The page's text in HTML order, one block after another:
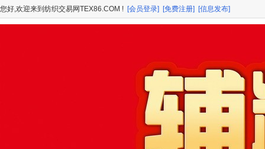
您好,欢迎来到纺织交易网TEX86.COM ! [会员登录] [免费注册] [信息发布]